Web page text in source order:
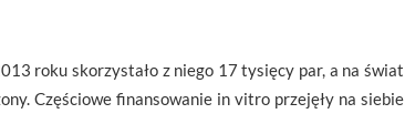
roku skorzystało z niego 17 tysięcy par, a na świat
Częściowe finansowanie in vitro przejęły na siebie